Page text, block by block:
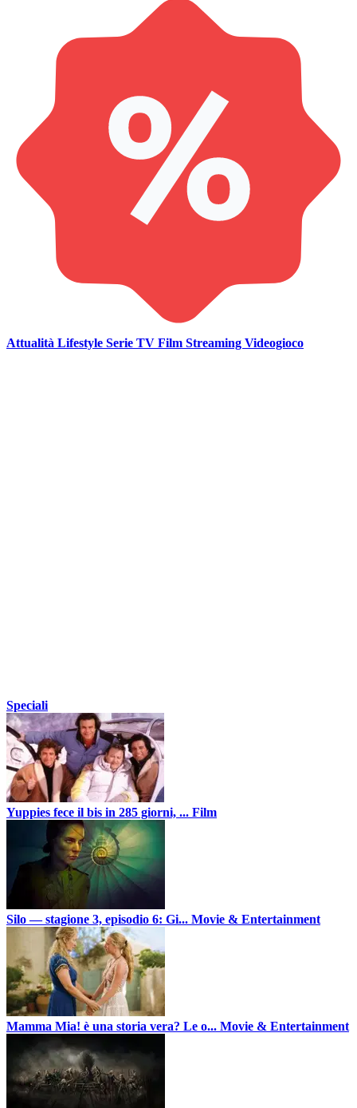
Attualità Lifestyle Serie TV Film Streaming Videogioco
Speciali
Yuppies fece il bis in 285 giorni, ... Film
Silo — stagione 3, episodio 6: Gi... Movie & Entertainment
Mamma Mia! è una storia vera? Le o... Movie & Entertainment